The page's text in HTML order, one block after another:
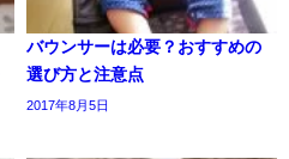
バウンサーは必要？おすすめの
選び方と注意点
2017年8月5日